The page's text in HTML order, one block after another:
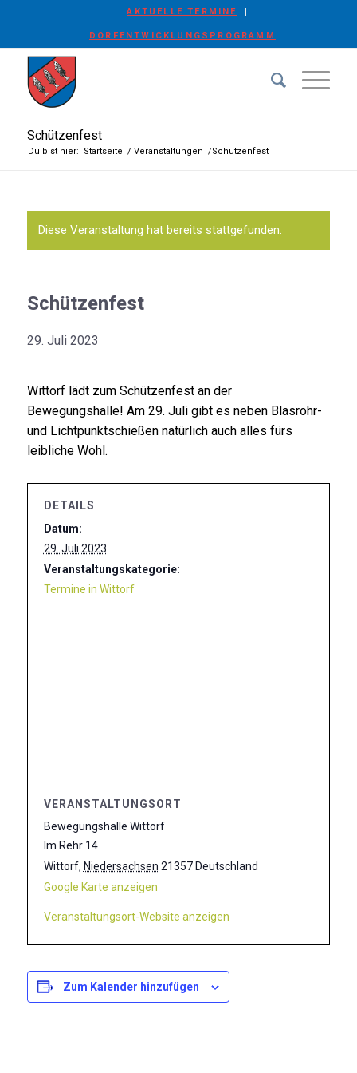
AKTUELLE TERMINE
DORFENTWICKLUNGSPROGRAMM
Schützenfest
Du bist hier: Startseite / Veranstaltungen /Schützenfest
Diese Veranstaltung hat bereits stattgefunden.
Schützenfest
29. Juli 2023
Wittorf lädt zum Schützenfest an der
Bewegungshalle! Am 29. Juli gibt es neben Blasrohr-
und Lichtpunktschießen natürlich auch alles fürs
leibliche Wohl.
DETAILS
Datum:
29. Juli 2023
Veranstaltungskategorie:
Termine in Wittorf
VERANSTALTUNGSORT
Bewegungshalle Wittorf
Im Rehr 14
Wittorf, Niedersachsen 21357 Deutschland
Google Karte anzeigen
Veranstaltungsort-Website anzeigen
Zum Kalender hinzufügen